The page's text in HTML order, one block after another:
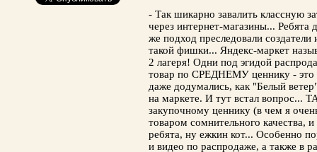
- Так шикарно завалить классную
через интернет-магазины... Ребята
же подход преследовали
такой фишки... Яндекс-маркет
2 лагеря! Одни под эгидой
товар по СРЕДНЕМУ ценнику - это
даже додумались, как "Белый
на маркете. И тут встал вопрос...
закупочному ценнику (в чем я
товаром сомнительного качества,
ребята, ну ежкин кот... Особенно
и видео по распродаже, а также в